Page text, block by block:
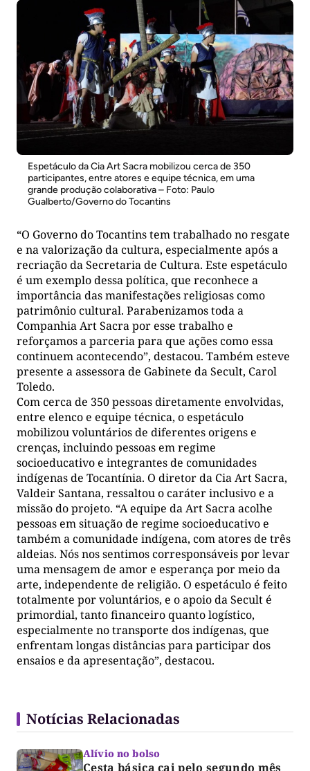
Espetáculo da Cia Art Sacra mobilizou cerca de 350
participantes, entre atores e equipe técnica, em uma
grande produção colaborativa – Foto: Paulo
Gualberto/Governo do Tocantins
“O Governo do Tocantins tem trabalhado no resgate
e na valorização da cultura, especialmente após a
recriação da Secretaria de Cultura. Este espetáculo
é um exemplo dessa política, que reconhece a
importância das manifestações religiosas como
patrimônio cultural. Parabenizamos toda a
Companhia Art Sacra por esse trabalho e
reforçamos a parceria para que ações como essa
continuem acontecendo”, destacou. Também esteve
presente a assessora de Gabinete da Secult, Carol
Toledo.
Com cerca de 350 pessoas diretamente envolvidas,
entre elenco e equipe técnica, o espetáculo
mobilizou voluntários de diferentes origens e
crenças, incluindo pessoas em regime
socioeducativo e integrantes de comunidades
indígenas de Tocantínia. O diretor da Cia Art Sacra,
Valdeir Santana, ressaltou o caráter inclusivo e a
missão do projeto. “A equipe da Art Sacra acolhe
pessoas em situação de regime socioeducativo e
também a comunidade indígena, com atores de três
aldeias. Nós nos sentimos corresponsáveis por levar
uma mensagem de amor e esperança por meio da
arte, independente de religião. O espetáculo é feito
totalmente por voluntários, e o apoio da Secult é
primordial, tanto financeiro quanto logístico,
especialmente no transporte dos indígenas, que
enfrentam longas distâncias para participar dos
ensaios e da apresentação”, destacou.
Notícias Relacionadas
Alívio no bolso
Cesta básica cai pelo segundo mês